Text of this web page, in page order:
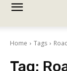
Home Tags
Tag: